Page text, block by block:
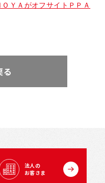
ＹＡがオフサイトＰＰＡ
る
法人の
お客さま